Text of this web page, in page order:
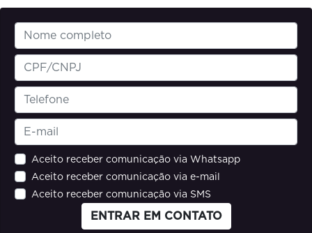
Aceito receber comunicação via Whatsapp
Aceito receber comunicação via e-mail
Aceito receber comunicação via SMS
ENTRAR EM CONTATO